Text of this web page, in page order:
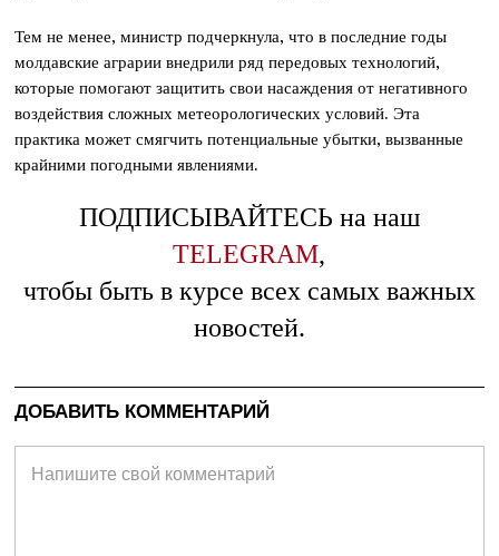
Тем не менее, министр подчеркнула, что в последние годы
молдавские аграрии внедрили ряд передовых технологий,
которые помогают защитить свои насаждения от негативного
воздействия сложных метеорологических условий. Эта
практика может смягчить потенциальные убытки, вызванные
крайними погодными явлениями.
ПОДПИСЫВАЙТЕСЬ на наш
TELEGRAM,
чтобы быть в курсе всех самых важных
новостей.
ДОБАВИТЬ КОММЕНТАРИЙ